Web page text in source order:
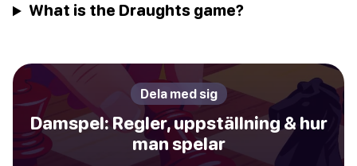
What is the Draughts game?
Dela med sig
Damspel: Regler, uppställning & hur
man spelar